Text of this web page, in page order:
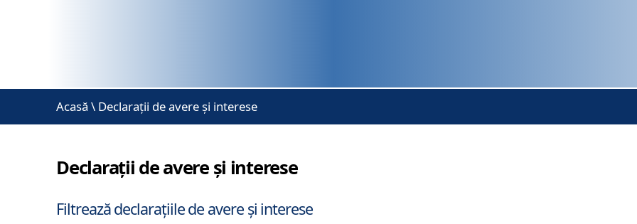
Acasă \ Declarații de avere și interese
Declarații de avere și interese
Filtrează declarațiile de avere și interese